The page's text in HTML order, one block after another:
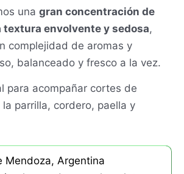
una gran concentración de
textura envolvente y sedosa,
complejidad de aromas y
balanceado y fresco a la vez.
para acompañar cortes de
parrilla, cordero, paella y
Mendoza, Argentina